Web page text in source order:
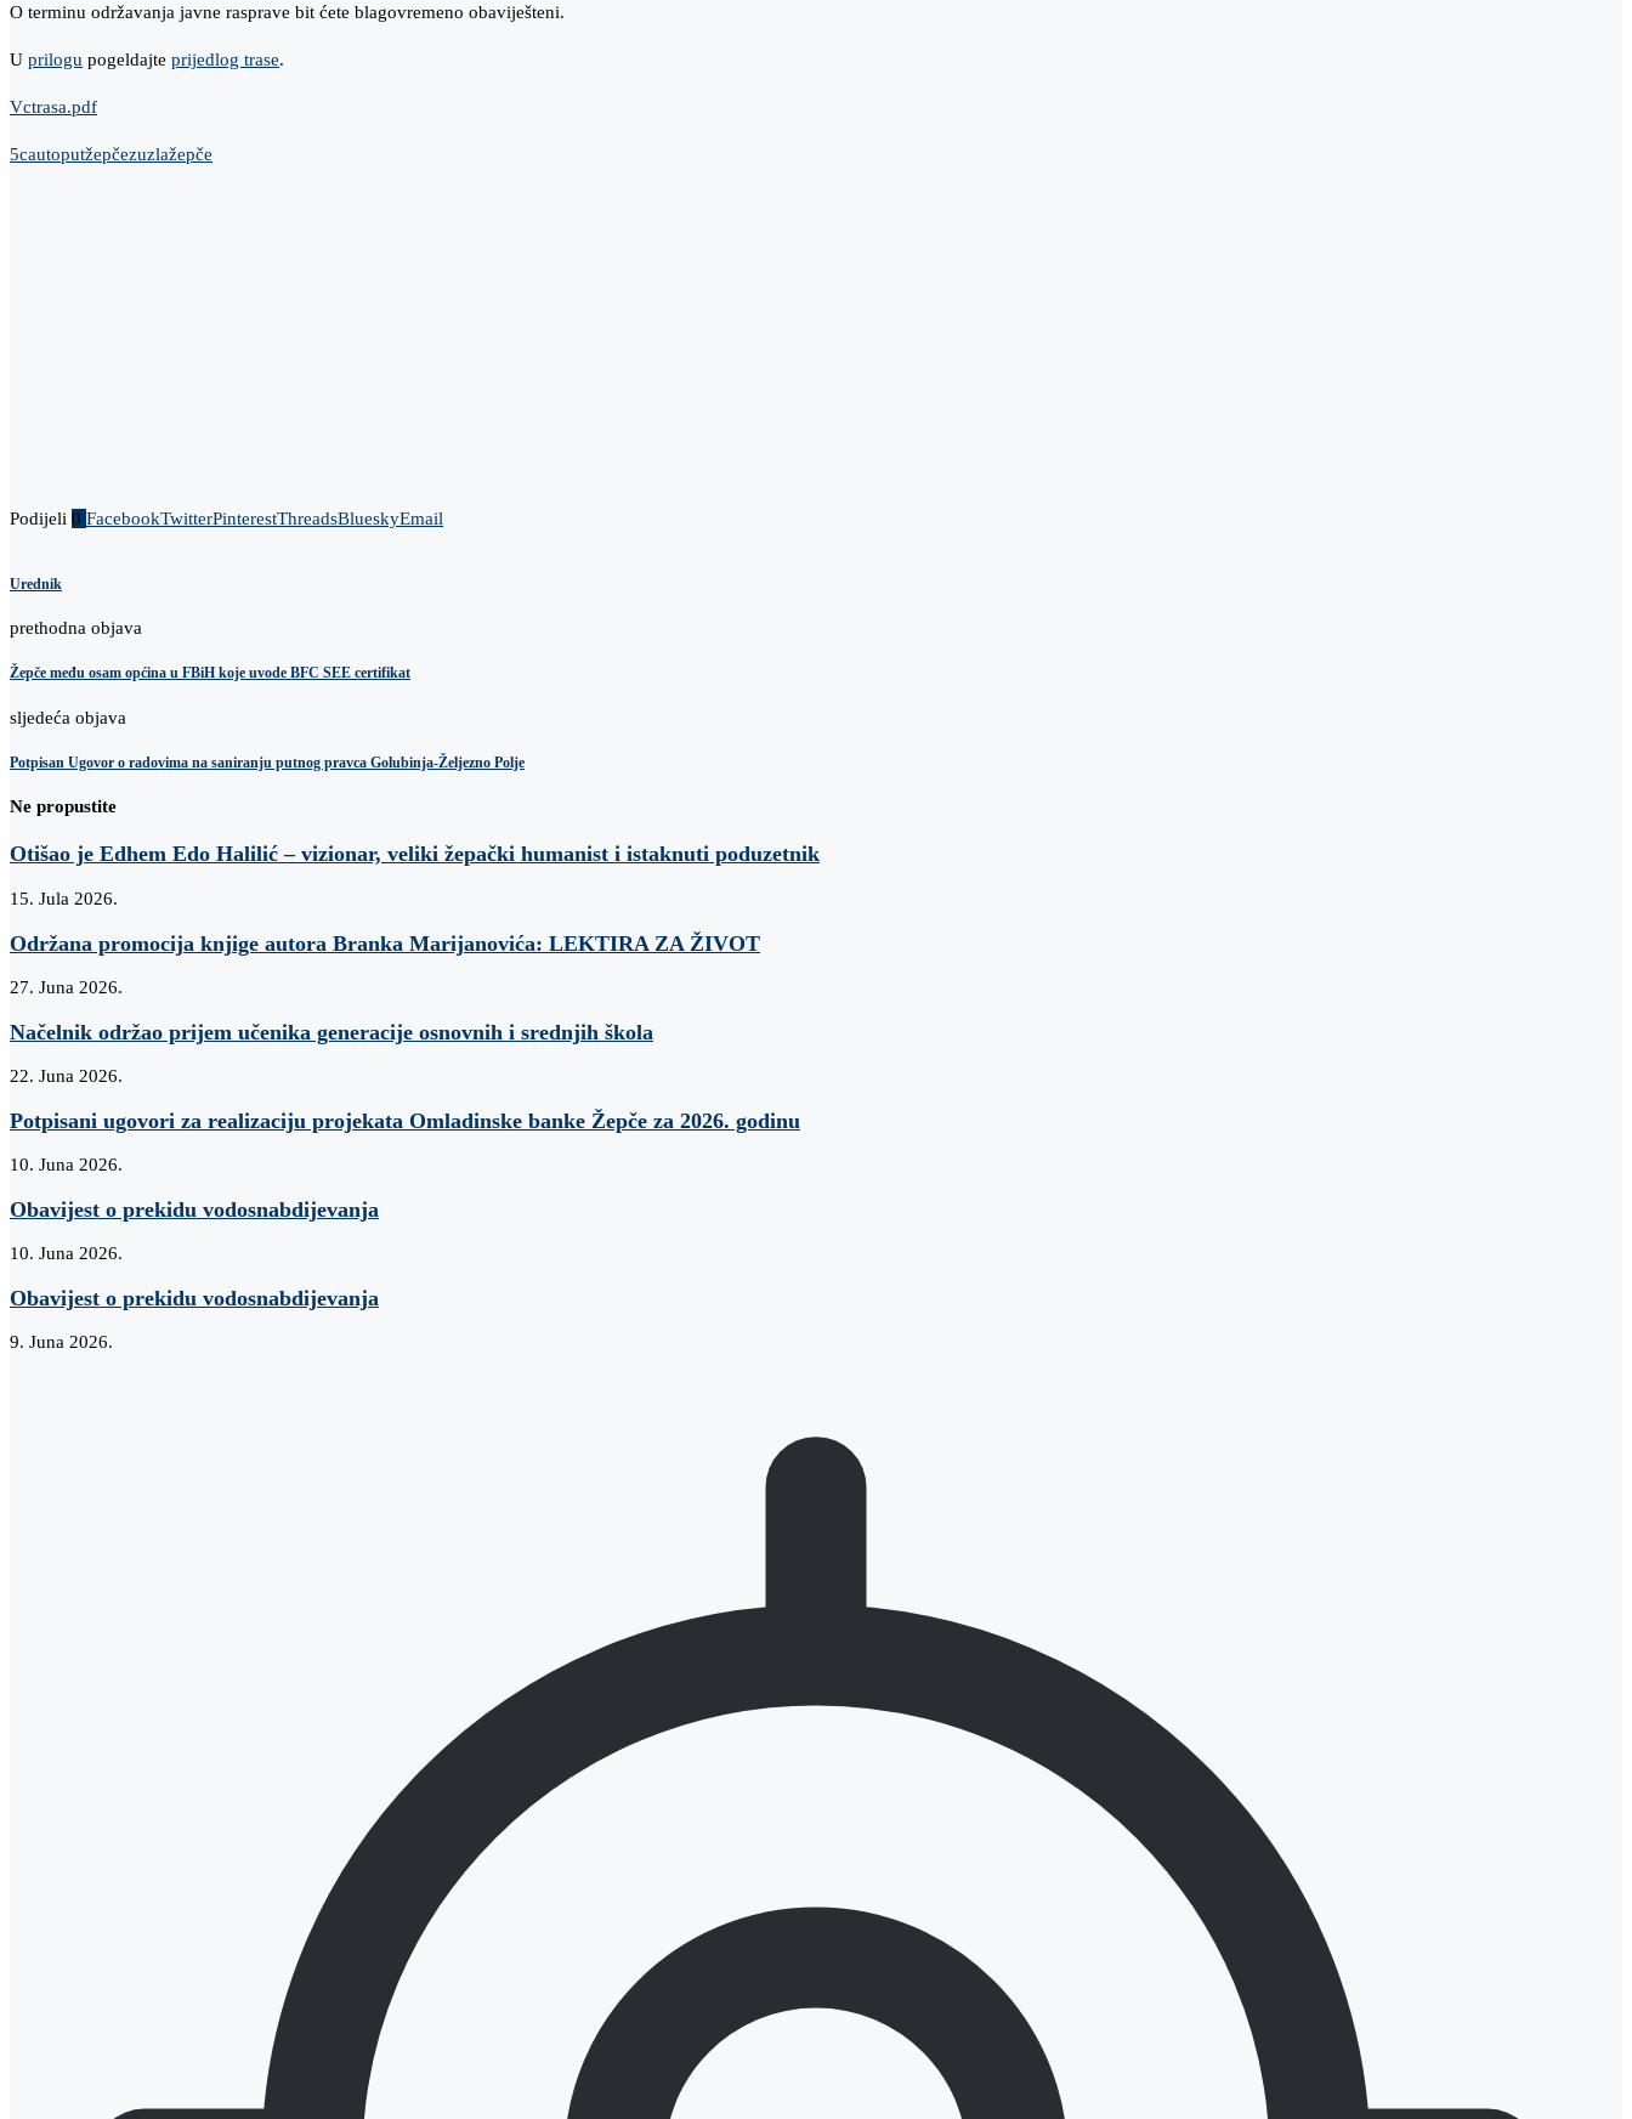
O terminu održavanja javne rasprave bit ćete blagovremeno obaviješteni.
U prilogu pogeldajte prijedlog trase.
Vctrasa.pdf
5cautoputžepčezuzlažepče
Podijeli 0 FacebookTwitterPinterestThreadsBlueskyEmail
Urednik
prethodna objava
Žepče među osam općina u FBiH koje uvode BFC SEE certifikat
sljedeća objava
Potpisan Ugovor o radovima na saniranju putnog pravca Golubinja-Željezno Polje
Ne propustite
Otišao je Edhem Edo Halilić – vizionar, veliki žepački humanist i istaknuti poduzetnik
15. Jula 2026.
Održana promocija knjige autora Branka Marijanovića: LEKTIRA ZA ŽIVOT
27. Juna 2026.
Načelnik održao prijem učenika generacije osnovnih i srednjih škola
22. Juna 2026.
Potpisani ugovori za realizaciju projekata Omladinske banke Žepče za 2026. godinu
10. Juna 2026.
Obavijest o prekidu vodosnabdijevanja
10. Juna 2026.
Obavijest o prekidu vodosnabdijevanja
9. Juna 2026.